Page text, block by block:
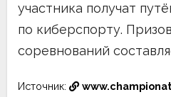
участника получат
по киберспорту.
соревнований
Источник: